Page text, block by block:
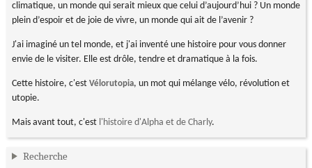
climatique, un monde qui serait mieux que celui d’aujourd’hui ? Un monde
plein d’espoir et de joie de vivre, un monde qui ait de l’avenir ?
J'ai imaginé un tel monde, et j'ai inventé une histoire pour vous donner
envie de le visiter. Elle est drôle, tendre et dramatique à la fois.
Cette histoire, c'est Vélorutopia, un mot qui mélange vélo, révolution et
utopie.
Mais avant tout, c'est l'histoire d'Alpha et de Charly.
Recherche